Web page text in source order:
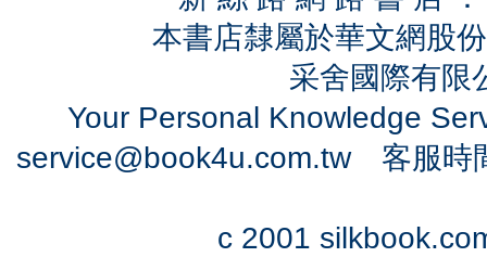
本書店隸屬於華文網股
采舍國際有
Your Personal Knowledge
service@book4u.com.tw客服時
c 2001